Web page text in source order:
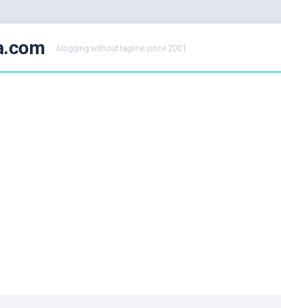
blogging without tagline since 2001